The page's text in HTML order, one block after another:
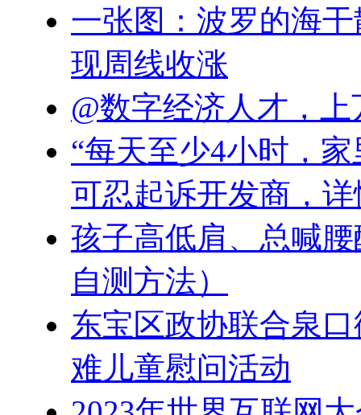
一张图：波罗的海
现周线收涨
@数字经济人才，
“每天至少4小时，
可忍起诉开发商，
孩子高低肩、总喊
自测方法）
东宝区政协联合泉
难儿童慰问活动